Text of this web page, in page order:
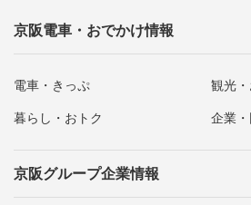
京阪電車・おでかけ情報
電車・きっぷ 観光
暮らし・おトク 企業
京阪グループ企業情報